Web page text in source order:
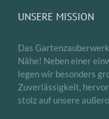
UNSERE MISSION
Das
Nähe! Neben einer
legen wir besonders
Zuverlässigkeit,
stolz auf unsere